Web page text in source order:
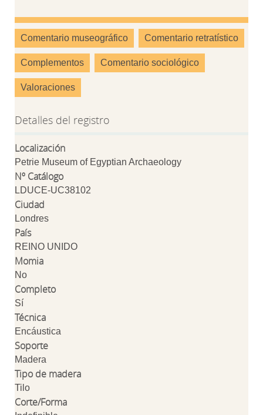
Comentario museográfico Comentario retratístico
Complementos Comentario sociológico
Valoraciones
Detalles del registro
Localización
Petrie Museum of Egyptian Archaeology
Nº Catálogo
LDUCE-UC38102
Ciudad
Londres
País
REINO UNIDO
Momia
No
Completo
Sí
Técnica
Encáustica
Soporte
Madera
Tipo de madera
Tilo
Corte/Forma